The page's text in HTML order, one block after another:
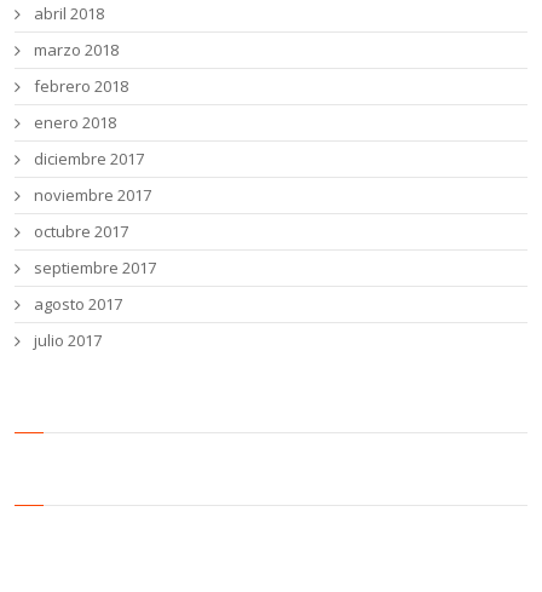
abril 2018
marzo 2018
febrero 2018
enero 2018
diciembre 2017
noviembre 2017
octubre 2017
septiembre 2017
agosto 2017
julio 2017